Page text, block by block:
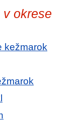
okrese
kežmarok